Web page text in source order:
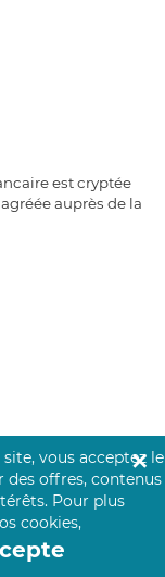
est cryptée
auprès de la
vous acceptez le
des offres, contenus
Pour plus
cookies,
✕